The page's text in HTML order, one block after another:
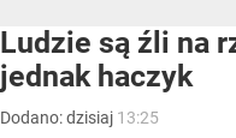
Ludzie są źli na
jednak haczyk
Dodano:dzisiaj 13:25